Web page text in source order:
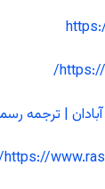
آبادان | ترجمه
https://